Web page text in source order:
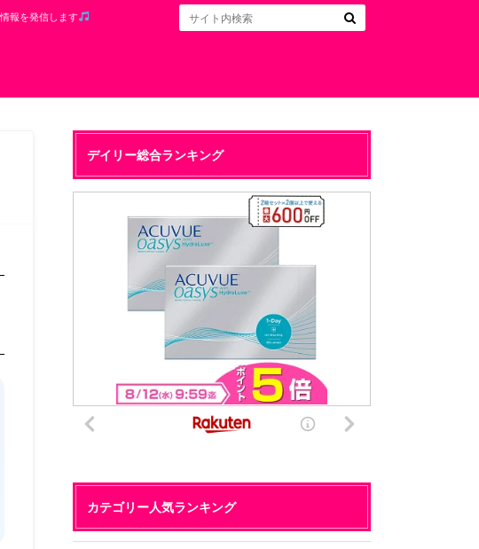
報を発信します
デイリー総合ランキング
カテゴリー人気ランキング